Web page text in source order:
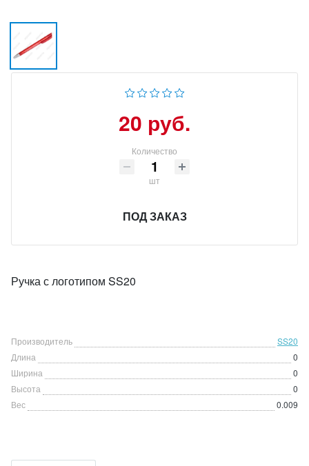
20 руб.
Количество
шт
ПОД ЗАКАЗ
Ручка с логотипом SS20
Производитель
SS20
Длина
0
Ширина
0
Высота
0
Вес
0.009